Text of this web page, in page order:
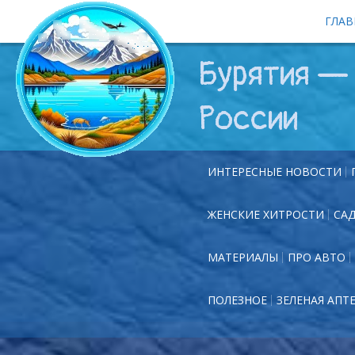
Бурятия —
России
ИНТЕРЕСНЫЕ НОВОСТИ
ЖЕНСКИЕ ХИТРОСТИ
МАТЕРИАЛЫ ПРО АВТО
ПОЛЕЗНОЕ ЗЕЛЕНАЯ